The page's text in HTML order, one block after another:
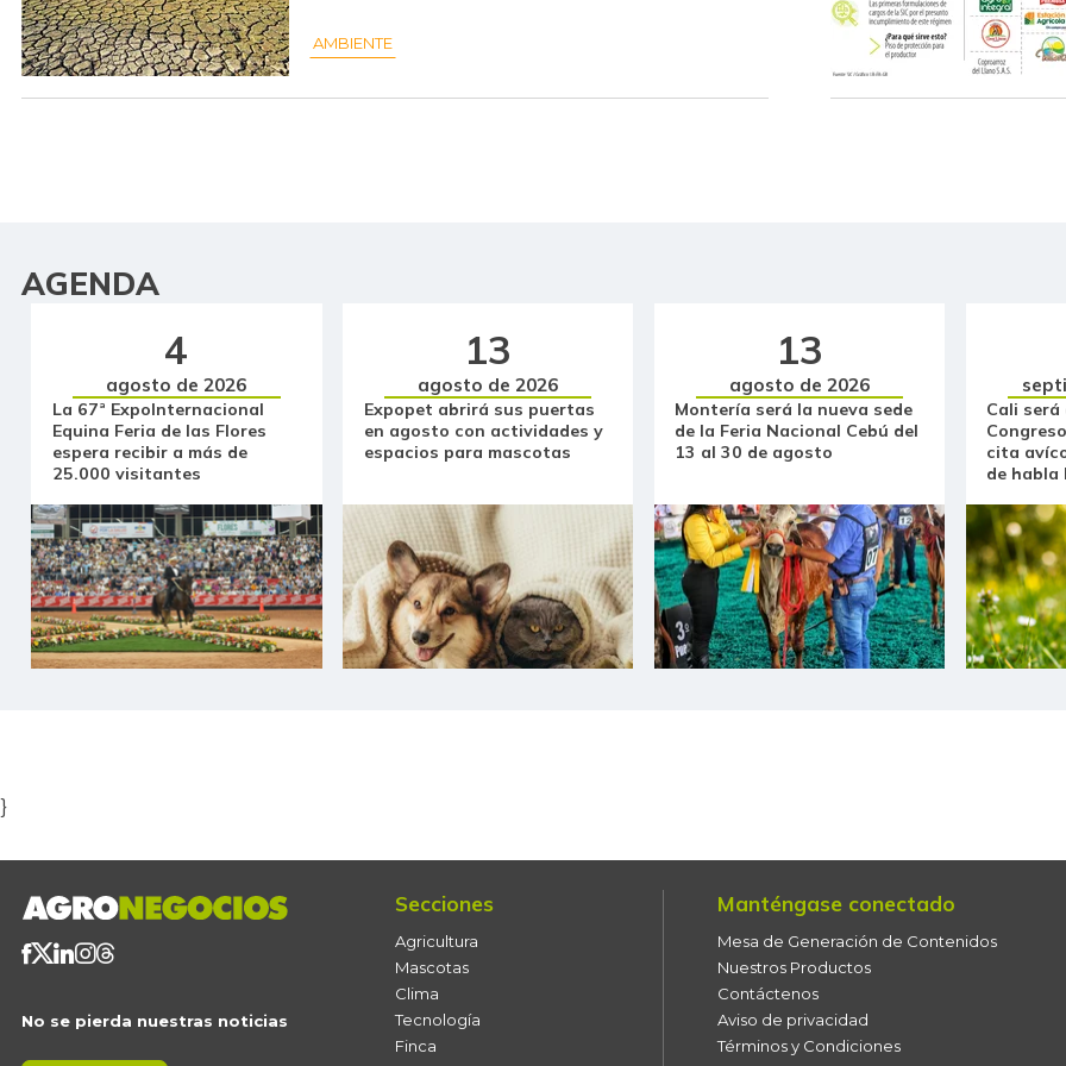
Calabacín
Calabaza
Cebolla cabezona blanca
Cebolla junca
Cebolla larga
Cebolla puerro
Cilantro
Ciruela importada
Ciruela negra
Ciruela negra chilena
AMBIENTE
AGENDA
4
agosto de 2026
La 67ª ExpoInternacional
Equina Feria de las Flores
espera recibir a más de
25.000 visitantes
13
agosto de 2026
Expopet abrirá sus puertas
en agosto con actividades y
espacios para mascotas
13
agosto de 2026
Montería será la nueva sede
de la Feria Nacional Cebú del
13 al 30 de agosto
Cali será
cita
de habla
}
No se pierda nuestras noticias
Secciones
Agricultura
Mascotas
Clima
Tecnología
Finca
Manténgase conectado
Mesa de Generación de Contenidos
Nuestros Productos
Contáctenos
Aviso de privacidad
Términos y Condiciones